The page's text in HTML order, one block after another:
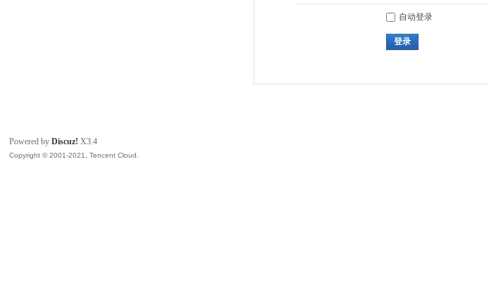
自动登录
登录
Powered byDiscuz! X3.4
Copyright © 2001-2021, Tencent Cloud.